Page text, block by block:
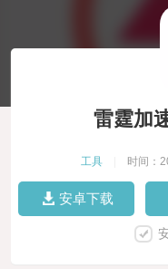
雷霆加
工具 时间：
安卓下载